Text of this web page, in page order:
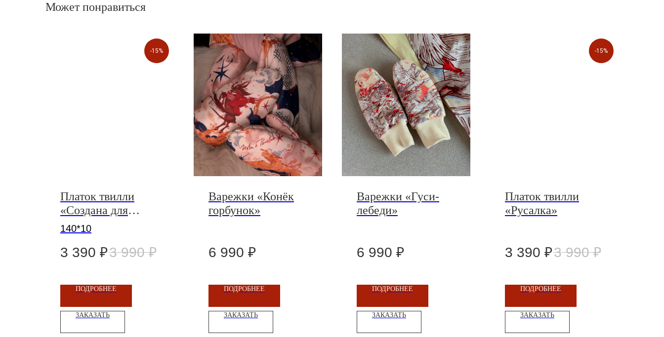
Может понравиться
-15%
Платок твилли
«Создана для
любви»
140*10
3 390 ₽3 990 ₽
ПОДРОБНЕЕ
ЗАКАЗАТЬ
Варежки «Конёк
горбунок»
6 990 ₽
ПОДРОБНЕЕ
ЗАКАЗАТЬ
Варежки «Гуси-
лебеди»
6 990 ₽
ПОДРОБНЕЕ
ЗАКАЗАТЬ
-15%
Платок твилли
«Русалка»
3 390 ₽3 990 ₽
ПОДРОБНЕЕ
ЗАКАЗАТЬ